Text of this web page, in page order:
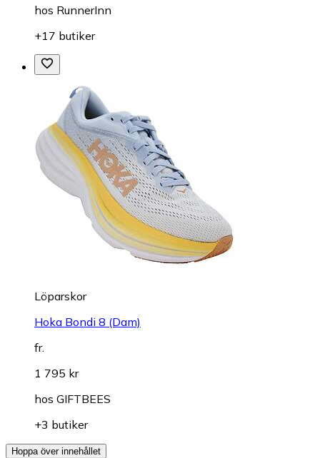
hos RunnerInn
+17 butiker
Löparskor
Hoka Bondi 8 (Dam)
fr.
1 795 kr
hos GIFTBEES
+3 butiker
Hoppa över innehållet